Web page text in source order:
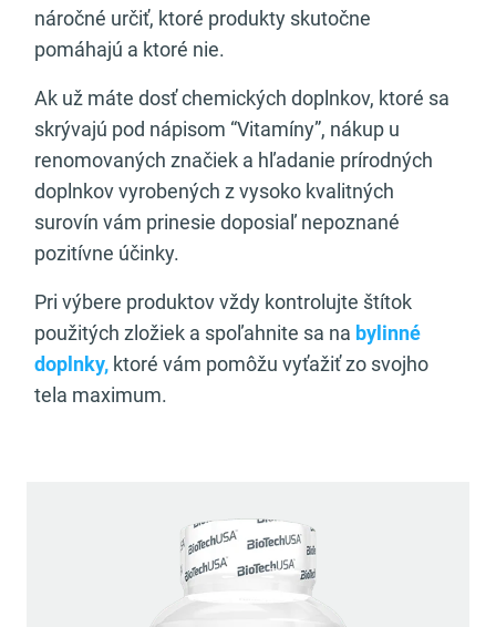
náročné určiť, ktoré produkty skutočne
pomáhajú a ktoré nie.
Ak už máte dosť chemických doplnkov, ktoré sa
skrývajú pod nápisom “Vitamíny”, nákup u
renomovaných značiek a hľadanie prírodných
doplnkov vyrobených z vysoko kvalitných
surovín vám prinesie doposiaľ nepoznané
pozitívne účinky.
Pri výbere produktov vždy kontrolujte štítok
použitých zložiek a spoľahnite sa na bylinné
doplnky, ktoré vám pomôžu vyťažiť zo svojho
tela maximum.